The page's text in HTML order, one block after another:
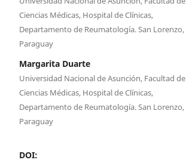
Ciencias Médicas, Hospital de Clínicas,
Departamento de Reumatología. San Lorenzo,
Paraguay
Margarita Duarte
Universidad Nacional de Asunción, Facultad de
Ciencias Médicas, Hospital de Clínicas,
Departamento de Reumatología. San Lorenzo,
Paraguay
DOI: